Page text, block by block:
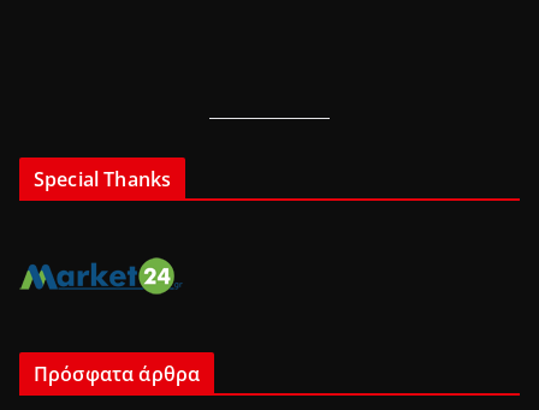
Special Thanks
Πρόσφατα άρθρα